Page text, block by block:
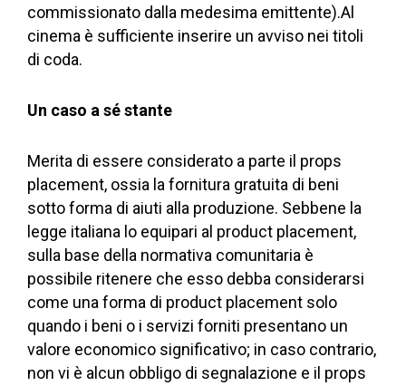
commissionato dalla medesima emittente).Al
cinema è sufficiente inserire un avviso nei titoli
di coda.
Un caso a sé stante
Merita di essere considerato a parte il props
placement, ossia la fornitura gratuita di beni
sotto forma di aiuti alla produzione. Sebbene la
legge italiana lo equipari al product placement,
sulla base della normativa comunitaria è
possibile ritenere che esso debba considerarsi
come una forma di product placement solo
quando i beni o i servizi forniti presentano un
valore economico significativo; in caso contrario,
non vi è alcun obbligo di segnalazione e il props